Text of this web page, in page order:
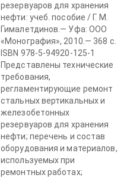
резервуаров для хранения
нефти: учеб. пособие / Г. М.
Гималетдинов.— Уфа: ООО
«Монография», 2010.— 368 с.
ISBN 978-5-94920-125-1
Представлены технические
требования,
регламентирующие ре­монт
стальных вертикальных и
железобетонных
резервуаров для хранения
нефти; перечень и состав
оборудования и материалов,
используе­мых при
ремонтных работах;